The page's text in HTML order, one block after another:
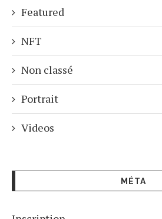
Featured
NFT
Non classé
Portrait
Videos
MÉTA